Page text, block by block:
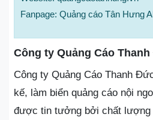
Fanpage: Quảng cáo Tân Hưng
Công ty Quảng Cáo
Công ty Quảng Cáo Thanh
kế, làm biển quảng cáo nội
được tin tưởng bởi chất lượng